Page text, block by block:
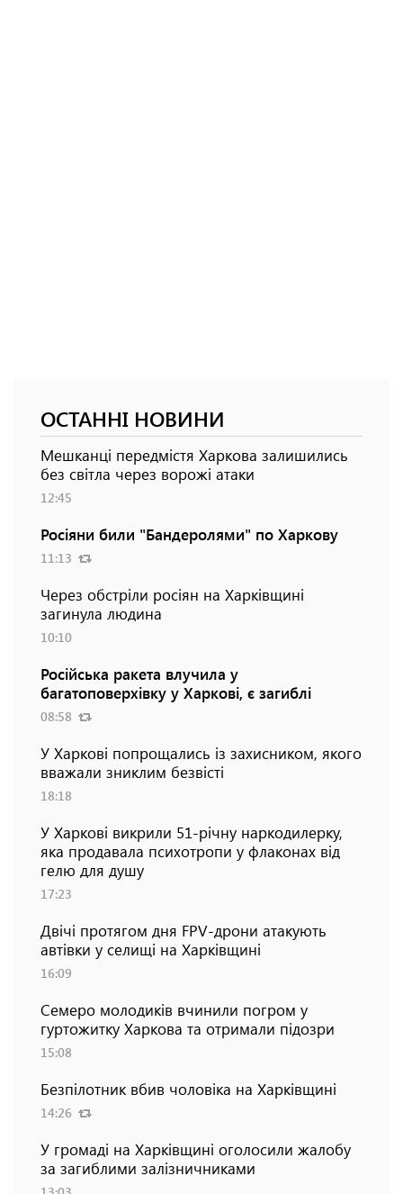
ОСТАННІ НОВИНИ
Мешканці передмістя Харкова залишились
без світла через ворожі атаки
12:45
Росіяни били "Бандеролями" по Харкову
11:13
Через обстріли росіян на Харківщині
загинула людина
10:10
Російська ракета влучила у
багатоповерхівку у Харкові, є загиблі
08:58
У Харкові попрощались із захисником, якого
вважали зниклим безвісті
18:18
У Харкові викрили 51-річну наркодилерку,
яка продавала психотропи у флаконах від
гелю для душу
17:23
Двічі протягом дня FPV-дрони атакують
автівки у селищі на Харківщині
16:09
Семеро молодиків вчинили погром у
гуртожитку Харкова та отримали підозри
15:08
Безпілотник вбив чоловіка на Харківщині
14:26
У громаді на Харківщині оголосили жалобу
за загиблими залізничниками